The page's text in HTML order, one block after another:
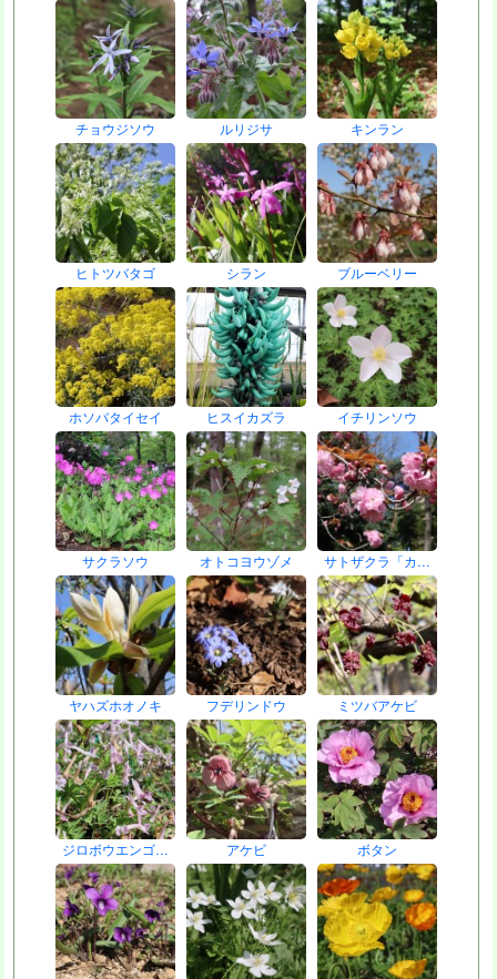
チョウジソウ ルリジサ キンラン
ヒトツバタゴ シラン ブルーベリー
ホソバタイセイ ヒスイカズラ イチリンソウ
サクラソウ オトコヨウゾメ サトザクラ「カ…
ヤハズホオノキ フデリンドウ ミツバアケビ
ジロボウエンゴ… アケビ ボタン